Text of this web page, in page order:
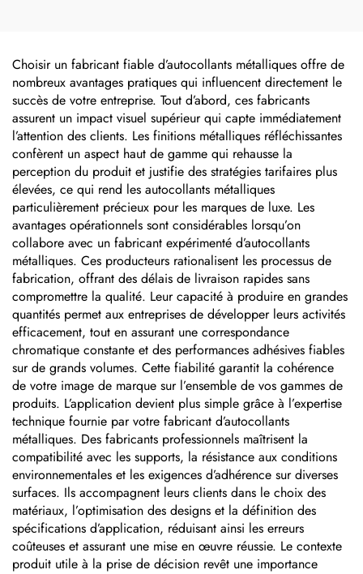
offset, plaque métallique
en relief portant le nom
de la marque
autocollants 3D en résine
époxy
Choisir un fabricant fiable d’autocollants métalliques offre de
nombreux avantages pratiques qui influencent directement le
succès de votre entreprise. Tout d’abord, ces fabricants
assurent un impact visuel supérieur qui capte immédiatement
l’attention des clients. Les finitions métalliques réfléchissantes
confèrent un aspect haut de gamme qui rehausse la
perception du produit et justifie des stratégies tarifaires plus
élevées, ce qui rend les autocollants métalliques
particulièrement précieux pour les marques de luxe. Les
avantages opérationnels sont considérables lorsqu’on
collabore avec un fabricant expérimenté d’autocollants
métalliques. Ces producteurs rationalisent les processus de
fabrication, offrant des délais de livraison rapides sans
compromettre la qualité. Leur capacité à produire en grandes
quantités permet aux entreprises de développer leurs activités
efficacement, tout en assurant une correspondance
chromatique constante et des performances adhésives fiables
sur de grands volumes. Cette fiabilité garantit la cohérence
de votre image de marque sur l’ensemble de vos gammes de
produits. L’application devient plus simple grâce à l’expertise
technique fournie par votre fabricant d’autocollants
métalliques. Des fabricants professionnels maîtrisent la
compatibilité avec les supports, la résistance aux conditions
environnementales et les exigences d’adhérence sur diverses
surfaces. Ils accompagnent leurs clients dans le choix des
matériaux, l’optimisation des designs et la définition des
spécifications d’application, réduisant ainsi les erreurs
coûteuses et assurant une mise en œuvre réussie. Le contexte
produit utile à la prise de décision revêt une importance